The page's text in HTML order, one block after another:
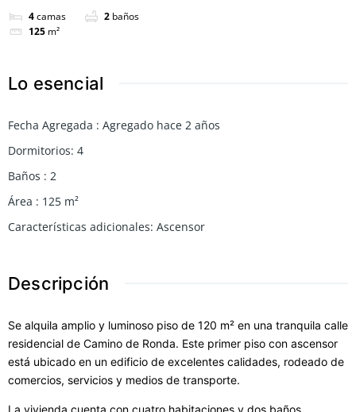
4camas 2 baños
125 m²
Lo esencial
Fecha Agregada : Agregado hace 2 años
Dormitorios: 4
Baños : 2
Área : 125 m²
Características adicionales: Ascensor
Descripción
Se alquila amplio y luminoso piso de 120 m² en una tranquila calle
residencial de Camino de Ronda. Este primer piso con ascensor
está ubicado en un edificio de excelentes calidades, rodeado de
comercios, servicios y medios de transporte.
La vivienda cuenta con cuatro habitaciones y dos baños